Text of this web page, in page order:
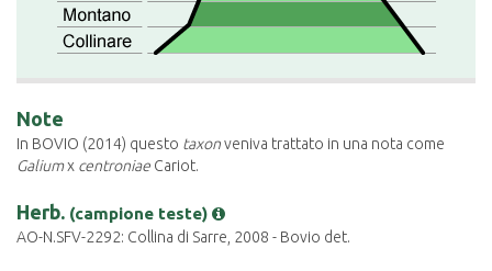
Note
In BOVIO (2014) questo taxonveniva trattato in una nota come
Galiumx centroniae Cariot.
Herb. (campione teste)
AO-N.SFV-2292: Collina di Sarre, 2008 - Bovio det.